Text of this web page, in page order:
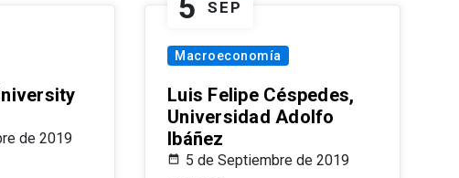
de 2019
5 SEP
Macroeconomía
Luis Felipe Céspedes,
Universidad Adolfo
Ibáñez
5 de Septiembre de 2019